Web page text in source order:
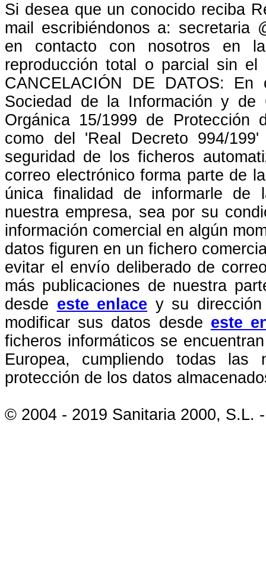
Si desea que un conocido reciba
mail escribiéndonos a: secretaria
en contacto con nosotros en
reproducción total o parcial sin el
CANCELACIÓN DE DATOS:
Sociedad de la Información y
Orgánica 15/1999 de Protección
como del 'Real Decreto 994/
seguridad de los ficheros
correo electrónico forma parte de
única finalidad de informarle de
nuestra empresa, sea por su
información comercial en algún
datos figuren en un fichero
evitar el envío deliberado de
más publicaciones de nuestra
desde este enlace y su dirección
modificar sus datos desde este
ficheros informáticos se
Europea, cumpliendo todas las
protección de los datos
© 2004 - 2019 Sanitaria 2000, S.L.